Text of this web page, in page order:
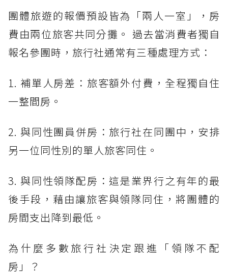
團體旅遊的報價預設皆為「兩人一室」，房
費由兩位旅客共同分攤。 過去當消費者獨自
報名參團時，旅行社通常有三種處理方式：
1. 補單人房差：旅客額外付費，全程獨自住
一整間房。
2. 與同性團員併房：旅行社在同團中，安排
另一位同性別的單人旅客同住。
3. 與同性領隊配房：這是業界行之有年的最
後手段，藉由讓旅客與領隊同住，將團體的
房間支出降到最低。
為什麼多數旅行社決定跟進「領隊不配
房」？